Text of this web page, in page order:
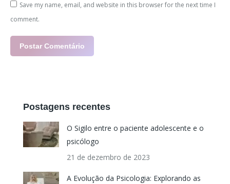
Save my name, email, and website in this browser for the next time I
comment.
Postar Comentário
Postagens recentes
O Sigilo entre o paciente adolescente e o
psicólogo
21 de dezembro de 2023
A Evolução da Psicologia: Explorando as